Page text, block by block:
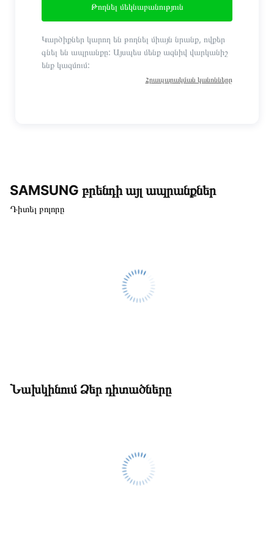
Թողնել մեկնաբանություն
Կարծիքներ կարող են թողնել միայն նրանք, ովքեր
գնել են ապրանքը: Այսպես մենք ազնիվ վարկանիշ
ենք կազմում:
Հրապարակման կանոնները
SAMSUNG բրենդի այլ ապրանքներ
Դիտել բոլորը
Նախկինում Ձեր դիտածները